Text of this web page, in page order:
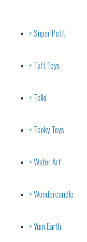
Super Petit
Taft Toys
Tolki
Tooky Toys
Water Art
Wondercandle
Yum Earth